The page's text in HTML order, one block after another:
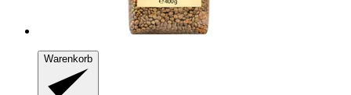
Warenkorb